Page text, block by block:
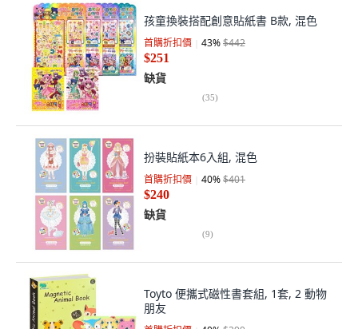
孩童換裝搭配創意貼紙書 B款, 混色
首購折扣價 43%$442
$251
缺貨
(35)
扮裝貼紙本6入組, 混色
首購折扣價 40%$401
$240
缺貨
(9)
Toyto 便攜式磁性書套組, 1套, 2 動物
朋友